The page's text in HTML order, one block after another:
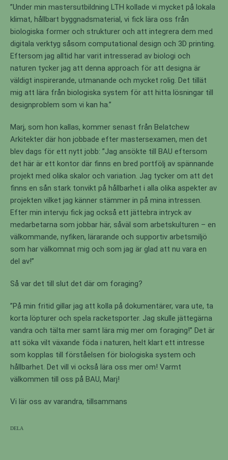
”Under min mastersutbildning LTH kollade vi mycket på lokala
klimat, hållbart byggnadsmaterial, vi fick lära oss från
biologiska former och strukturer och att integrera dem med
digitala verktyg såsom computational design och 3D printing.
Eftersom jag alltid har varit intresserad av biologi och
naturen tycker jag att denna approach för att designa är
väldigt inspirerande, utmanande och mycket rolig. Det tillät
mig att lära från biologiska system för att hitta lösningar till
designproblem som vi kan ha.”
Marj, som hon kallas, kommer senast från Belatchew
Arkitekter där hon jobbade efter mastersexamen, men det
blev dags för ett nytt jobb: ”Jag ansökte till BAU eftersom
det här är ett kontor där finns en bred portfölj av spännande
projekt med olika skalor och variation. Jag tycker om att det
finns en sån stark tonvikt på hållbarhet i alla olika aspekter av
projekten vilket jag känner stämmer in på mina intressen.
Efter min intervju fick jag också ett jättebra intryck av
medarbetarna som jobbar här, såväl som arbetskulturen – en
välkommande, nyfiken, lärarande och supportiv arbetsmiljö
som har välkomnat mig och som jag är glad att nu vara en
del av!”
Så var det till slut det där om foraging?
”På min fritid gillar jag att kolla på dokumentärer, vara ute, ta
korta löpturer och spela racketsporter. Jag skulle jättegärna
vandra och tälta mer samt lära mig mer om foraging!’’ Det är
att söka vilt växande föda i naturen, helt klart ett intresse
som kopplas till förståelsen för biologiska system och
hållbarhet. Det vill vi också lära oss mer om! Varmt
välkommen till oss på BAU, Marj!
Vi lär oss av varandra, tillsammans